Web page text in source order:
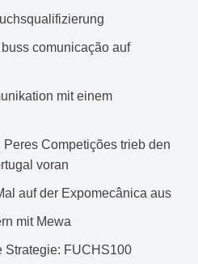
comunicação auf
mit einem
Competições trieb den
voran
auf der Expomecânica aus
mit Mewa
Strategie: FUCHS100